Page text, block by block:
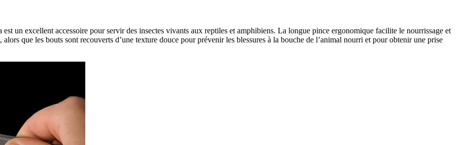
un excellent accessoire pour servir des insectes vivants aux reptiles et amphibiens. La longue pince ergonomique facilite le nourrissage et
que les bouts sont recouverts d’une texture douce pour prévenir les blessures à la bouche de l’animal nourri et pour obtenir une prise